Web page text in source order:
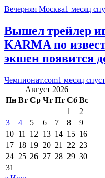
Вечерняя Москва1 месяц
Вышел трейлер
KARMA по
экшен появится
Чемпионат.com1 месяц
Август 2026
Пн Вт Ср Чт Пт Сб Вс
1
2
3
4 5 6 7 8
9
10 11 12 13 14 15 16
17 18 19 20 21 22 23
24 25 26 27 28 29 30
31